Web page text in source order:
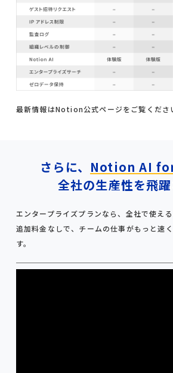
最新情報はNotion公式ページをご覧くださ
さらに、 Notion AI
全社の生産性を飛
エンタープライズプランなら、全社で使え
追加料金なしで、チームの仕事がもっと速
す。